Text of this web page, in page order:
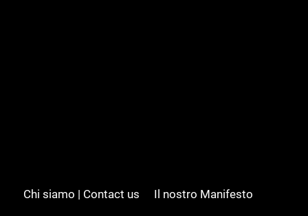
Chi siamo | Contact us
Il nostro Manifesto